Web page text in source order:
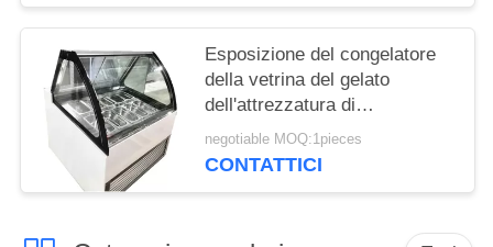
Esposizione del congelatore
della vetrina del gelato
dell'attrezzatura di
refrigerazione con CE
negotiable MOQ:1pieces
CONTATTICI